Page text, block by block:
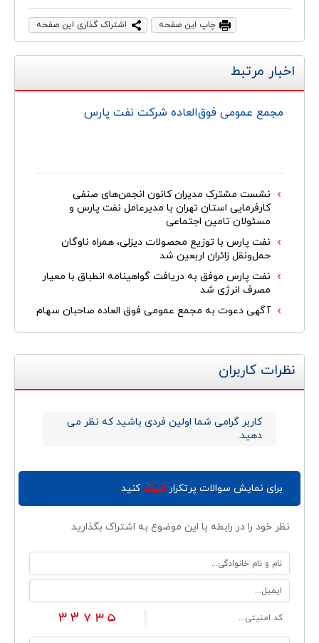
اشتراک گذاری این صفحه چاپ این صفحه
اخبار مرتبط
مجمع عمومی فوق‌العاده شرکت نفت پارس
نشست مشترک مدیران کانون انجمن‌های صنفی
کارفرمایی استان تهران با مدیرعامل نفت پارس و
مسئولان تامین اجتماعی
نفت پارس با توزیع محصولات دیزلی، همراه ناوگان
حمل‌ونقل زائران اربعین شد
نفت پارس موفق به دریافت گواهینامه انطباق با معیار
مصرف انرژی شد
آگهی دعوت به مجمع عمومی فوق العاده صاحبان سهام
نظرات کاربران
کاربر گرامی شما اولین فردی باشید که نظر می
دهید.
برای نمایش سوالات پرتکرارکلیک کنید
نظر خود را در رابطه با این موضوع به اشتراک بگذارید